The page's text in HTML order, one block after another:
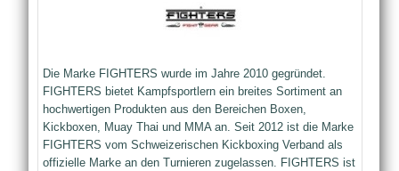
Die Marke FIGHTERS wurde im Jahre 2010 gegründet.
FIGHTERS bietet Kampfsportlern ein breites Sortiment an
hochwertigen Produkten aus den Bereichen Boxen,
Kickboxen, Muay Thai und MMA an. Seit 2012 ist die Marke
FIGHTERS vom Schweizerischen Kickboxing Verband als
offizielle Marke an den Turnieren zugelassen. FIGHTERS ist